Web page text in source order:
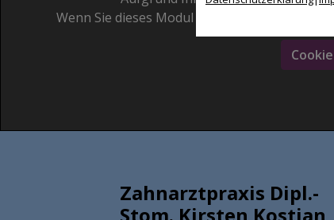
Wenn Sie dieses Modul sehen möchten,
Zahnarztpraxis Dipl.-